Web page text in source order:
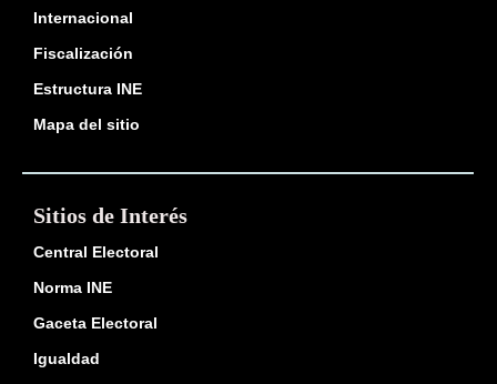
Internacional
Fiscalización
Estructura INE
Mapa del sitio
Sitios de Interés
Central Electoral
Norma INE
Gaceta Electoral
Igualdad